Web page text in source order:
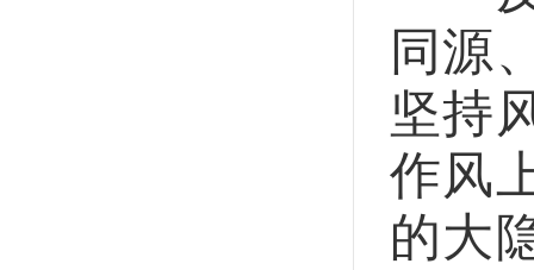
同源
坚持
作风
的大